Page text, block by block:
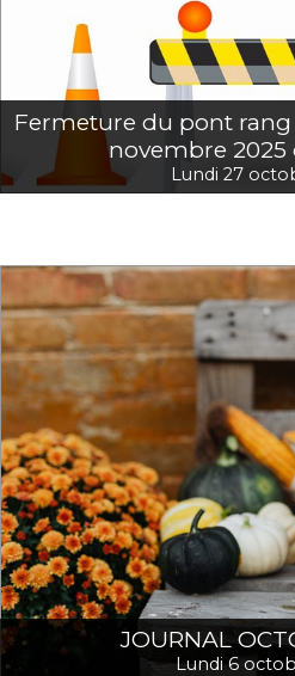
Fermeture du pont rang
novembre 2025
Lundi 27
JOURNAL
Lundi 6